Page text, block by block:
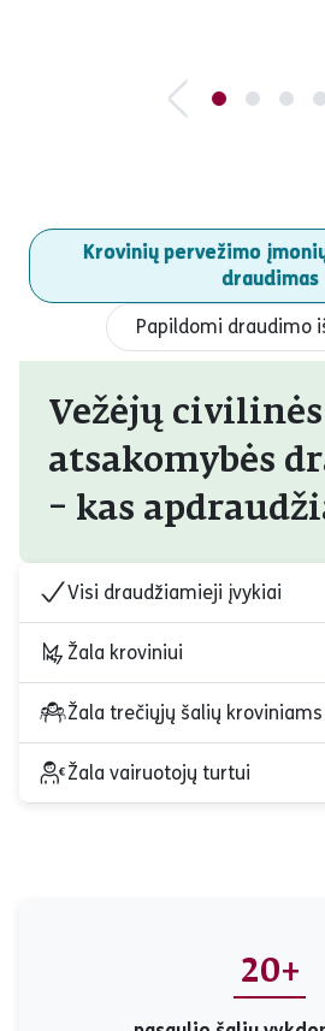
Krovinių pervežimo
draudimas
Papildomi draudimo
Vežėjų civilinės
atsakomybės
– kas
Visi draudžiamieji įvykiai
Žala kroviniui
Žala trečiųjų šalių kroviniams
Žala vairuotojų turtui
20+